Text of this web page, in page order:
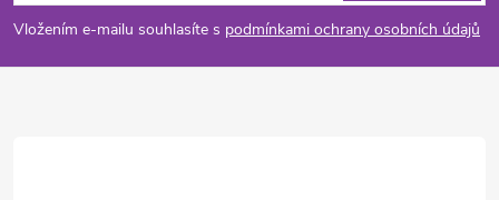
pVložením e-mailu souhlasíte s podmínkami ochrany osobních údajů